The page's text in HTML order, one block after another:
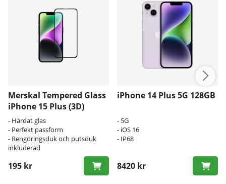
Merskal Tempered Glass
iPhone 15 Plus (3D)
- Härdat glas
- Perfekt passform
- Rengöringsduk och putsduk
inkluderad
195 kr
iPhone 14 Plus 5G 128GB
- 5G
- iOS 16
- IP68
8420 kr